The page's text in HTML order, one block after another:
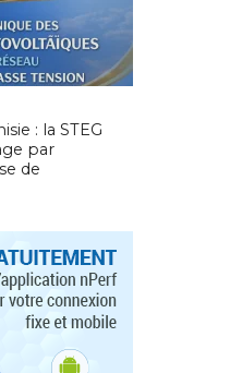
: la STEG
par
de